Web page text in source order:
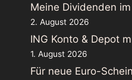
Meine Dividenden
2. August 2026
ING Konto & Depot
1. August 2026
Für neue Euro-